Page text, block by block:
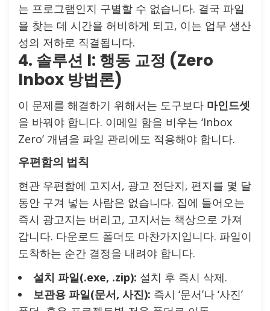
는 프로그램인지 구별할 수 없습니다. 결국 파일
을 찾는 데 시간을 허비하게 되고, 이는 업무 생산
성의 저하로 직결됩니다.
4. 솔루션 I: 행동 교정 (Zero
Inbox 방법론)
이 문제를 해결하기 위해서는 도구보다 마인드셋
을 바꿔야 합니다. 이메일 함을 비우는 ‘Inbox
Zero’ 개념을 파일 관리에도 적용해야 합니다.
우편함의 법칙
현관 우편함에 고지서, 광고 전단지, 편지를 몇 달
동안 구겨 넣는 사람은 없습니다. 집에 들어오는
즉시 광고지는 버리고, 고지서는 책상으로 가져
갑니다. 다운로드 폴더도 마찬가지입니다. 파일이
도착하는 순간 결정을 내려야 합니다.
설치 파일(.exe, .zip): 설치 후 즉시 삭제.
보관용 파일(문서, 사진): 즉시 ‘문서’나 ‘사진’